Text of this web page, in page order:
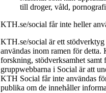
till droger, våld,
KTH.se/social får inte heller
KTH.se/social är ett
användas inom ramen för
forskning, stödverksamhet
gruppwebbarna i Social är att
KTH Social får inte användas
publika om de innehåller